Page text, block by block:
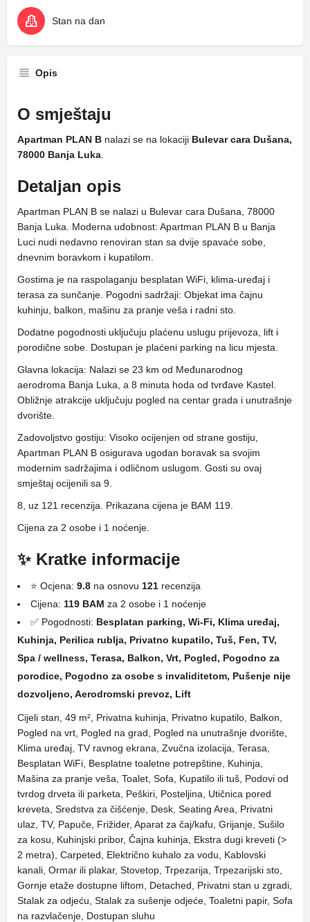
Stan na dan
Opis
O smještaju
Apartman PLAN B nalazi se na lokaciji Bulevar cara Dušana,
78000 Banja Luka
Detaljan opis
Apartman PLAN B se nalazi u Bulevar cara Dušana, 78000
Banja Luka. Moderna udobnost: Apartman PLAN B u Banja
Luci nudi nedavno renoviran stan sa dvije spavaće sobe,
dnevnim boravkom i kupatilom.
Gostima je na raspolaganju besplatan WiFi, klima-uređaj i
terasa za sunčanje. Pogodni sadržaji: Objekat ima čajnu
kuhinju, balkon, mašinu za pranje veša i radni sto.
Dodatne pogodnosti uključuju plaćenu uslugu prijevoza, lift i
porodične sobe. Dostupan je plaćeni parking na licu mjesta.
Glavna lokacija: Nalazi se 23 km od Međunarodnog
aerodroma Banja Luka, a 8 minuta hoda od tvrđave Kastel.
Obližnje atrakcije uključuju pogled na centar grada i unutrašnje
dvorište.
Zadovoljstvo gostiju: Visoko ocijenjen od strane gostiju,
Apartman PLAN B osigurava ugodan boravak sa svojim
modernim sadržajima i odličnom uslugom. Gosti su ovaj
smještaj ocijenili sa 9.
8, uz 121 recenzija. Prikazana cijena je BAM 119.
Cijena za 2 osobe i 1 noćenje.
✨ Kratke informacije
⭐ Ocjena: 9.8 na osnovu 121 recenzija
Cijena: 119 BAM za 2 osobe i 1 noćenje
✅ Pogodnosti: Besplatan parking, Wi-Fi, Klima uređaj,
Kuhinja, Perilica rublja, Privatno kupatilo, Tuš, Fen, TV,
Spa / wellness, Terasa, Balkon, Vrt, Pogled, Pogodno za
porodice, Pogodno za osobe s invaliditetom, Pušenje nije
dozvoljeno, Aerodromski prevoz, Lift
Cijeli stan, 49 m², Privatna kuhinja, Privatno kupatilo, Balkon,
Pogled na vrt, Pogled na grad, Pogled na unutrašnje dvorište,
Klima uređaj, TV ravnog ekrana, Zvučna izolacija, Terasa,
Besplatan WiFi, Besplatne toaletne potrepštine, Kuhinja,
Mašina za pranje veša, Toalet, Sofa, Kupatilo ili tuš, Podovi od
tvrdog drveta ili parketa, Peškiri, Posteljina, Utičnica pored
kreveta, Sredstva za čišćenje, Desk, Seating Area, Privatni
ulaz, TV, Papuče, Frižider, Aparat za čaj/kafu, Grijanje, Sušilo
za kosu, Kuhinjski pribor, Čajna kuhinja, Ekstra dugi kreveti (>
2 metra), Carpeted, Električno kuhalo za vodu, Kablovski
kanali, Ormar ili plakar, Stovetop, Trpezarija, Trpezarijski sto,
Gornje etaže dostupne liftom, Detached, Privatni stan u zgradi,
Stalak za odjeću, Stalak za sušenje odjeće, Toaletni papir, Sofa
na razvlačenje, Dostupan sluhu